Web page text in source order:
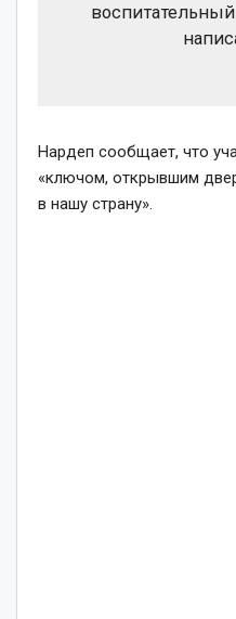
Нардеп сообщает, что
«ключом, открывшим
в нашу страну».